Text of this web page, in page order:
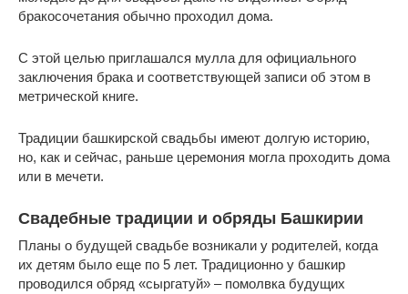
бракосочетания обычно проходил дома.
С этой целью приглашался мулла для официального
заключения брака и соответствующей записи об этом в
метрической книге.
Традиции башкирской свадьбы имеют долгую историю,
но, как и сейчас, раньше церемония могла проходить дома
или в мечети.
Свадебные традиции и обряды Башкирии
Планы о будущей свадьбе возникали у родителей, когда
их детям было еще по 5 лет. Традиционно у башкир
проводился обряд «сыргатуй» – помолвка будущих